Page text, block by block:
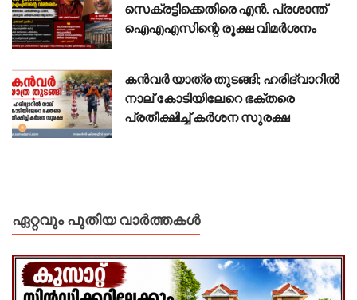
സെക്രട്ടിക്കെതിരെ എൻ. പ്രശാന്ത്
ഐഎഎസിന്റെ രൂക്ഷ വിമർശനം
കൻവർ യാത്ര തുടങ്ങി; ഹരിദ്വാറിൽ
നാല് കോടിയിലേറെ ഭക്തരെ
പ്രതീക്ഷിച്ച് കർശന സുരക്ഷ
ഏറ്റവും പുതിയ വാർത്തകൾ